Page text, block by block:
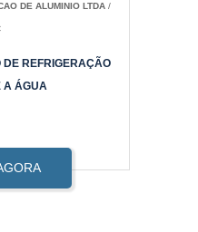
DE ALUMINIO LTDA /
DE REFRIGERAÇÃO
A ÁGUA